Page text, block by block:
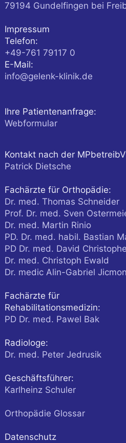
79194 Gundelfingen bei
Impressum
Telefon:
+49-761 79117 0
E-Mail:
info@gelenk-klinik.de
Ihre Patientenanfrage:
Webformular
Kontakt nach der MPbetreibV
Patrick Dietsche
Fachärzte für Orthopädie:
Dr. med. Thomas Schneider
Prof. Dr. med. Sven
Dr. med. Martin Rinio
PD. Dr. med. habil. Bastian
PD Dr. med. David
Dr. med. Christoph Ewald
Dr. medic Alin-Gabriel Jicmon
Fachärzte für
Rehabilitationsmedizin:
PD Dr. med. Pawel Bak
Radiologe:
Dr. med. Peter Jedrusik
Geschäftsführer:
Karlheinz Schuler
Orthopädie Glossar
Datenschutz